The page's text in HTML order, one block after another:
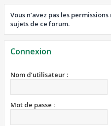
Vous n’avez pas les
sujets de ce forum.
Connexion
Nom d’utilisateur :
Mot de passe :